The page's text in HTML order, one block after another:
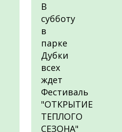
В
субботу
в
парке
Дубки
всех
ждет
Фестиваль
"ОТКРЫТИЕ
ТЕПЛОГО
СЕЗОНА"